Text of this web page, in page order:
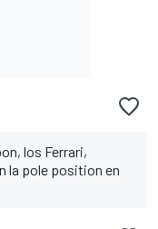
los Ferrari,
la pole position en